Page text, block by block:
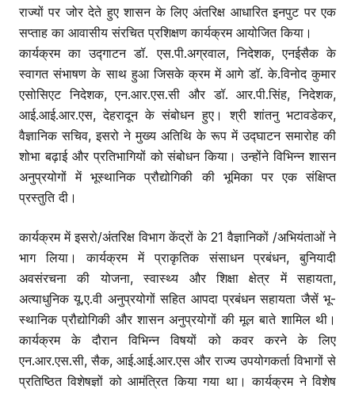
राज्यों पर जोर देते हुए शासन के लिए अंतरिक्ष आधारित इनपुट पर एक
सप्ताह का आवासीय संरचित प्रशिक्षण कार्यक्रम आयोजित किया।
कार्यक्रम का उद्गाटन डॉ. एस.पी.अग्रवाल, निदेशक, एनईसैक के
स्वागत संभाषण के साथ हुआ जिसके क्रम में आगे डॉ. के.विनोद कुमार
एसोसिएट निदेशक, एन.आर.एस.सी और डॉ. आर.पी.सिंह, निदेशक,
आई.आई.आर.एस, देहरादून के संबोधन हुए। श्री शांतनु भटावडेकर,
वैज्ञानिक सचिव, इसरो ने मुख्य अतिथि के रूप में उद्घाटन समारोह की
शोभा बढ़ाई और प्रतिभागियों को संबोधन किया। उन्होंने विभिन्न शासन
अनुप्रयोगों में भूस्थानिक प्रौद्योगिकी की भूमिका पर एक संक्षिप्त
प्रस्तुति दी।
कार्यक्रम में इसरो/अंतरिक्ष विभाग केंद्रों के 21 वैज्ञानिकों /अभियंताओं ने
भाग लिया। कार्यक्रम में प्राकृतिक संसाधन प्रबंधन, बुनियादी
अवसंरचना की योजना, स्वास्थ्य और शिक्षा क्षेत्र में सहायता,
अत्याधुनिक यू.ए.वी अनुप्रयोगों सहित आपदा प्रबंधन सहायता जैसें भू-
स्थानिक प्रौद्योगिकी और शासन अनुप्रयोगों की मूल बाते शामिल थी।
कार्यक्रम के दौरान विभिन्न विषयों को कवर करने के लिए
एन.आर.एस.सी, सैक, आई.आई.आर.एस और राज्य उपयोगकर्ता विभागों से
प्रतिष्ठित विशेषज्ञों को आमंत्रित किया गया था। कार्यक्रम ने विशेष